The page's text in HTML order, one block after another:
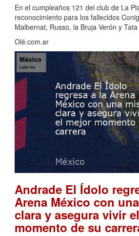
En el cumpleaños 121 del club de La
reconocimiento para los fallecidos
Malbernat, Russo, la Bruja Verón y
Olé.com.ar
Andrade El Ídolo
Arena México con
clara y asegura vivir
momento de su